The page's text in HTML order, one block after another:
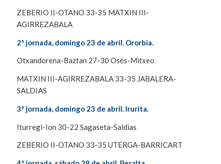
ZEBERIO II-OTANO 33-35 MATXIN III-
AGIRREZABALA
2ª jornada, domingo 23 de abril. Ororbia.
Otxandorena-Baztan 27-30 Osés-Mitxeo
MATXIN III-AGIRREZABALA 33-35 JABALERA-
SALDIAS
3ª jornada, domingo 23 de abril. Irurita.
Iturregi-Ion 30-22 Sagaseta-Saldias
ZEBERIO II-OTANO 33-35 UTERGA-BARRICART